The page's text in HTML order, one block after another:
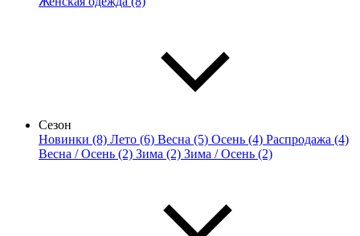
Сезон
Новинки (8) Лето (6) Весна (5) Осень (4) Распродажа (4)
Весна / Осень (2) Зима (2) Зима / Осень (2)